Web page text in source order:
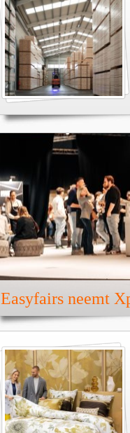
Easyfairs neemt